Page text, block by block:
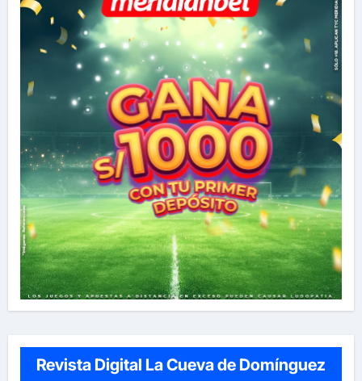
Revista Digital La Cueva de Domínguez